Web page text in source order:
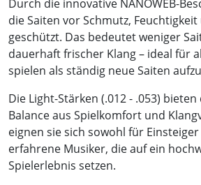
Durch die innovative NANOWEB-
die Saiten vor Schmutz,
geschützt. Das bedeutet weniger
dauerhaft frischer Klang – ideal für
spielen als ständig neue Saiten
Die Light-Stärken (.012 - .053)
Balance aus Spielkomfort und
eignen sie sich sowohl für
erfahrene Musiker, die auf ein
Spielerlebnis setzen.